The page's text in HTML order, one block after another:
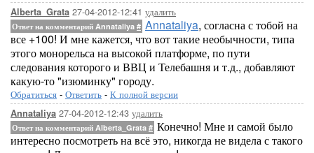
Alberta_Grata 27-04-2012-12:41 удалить
Ответ на комментарий Annataliya # Annataliya, согласна с тобой на
все +100! И мне кажется, что вот такие необычности, типа
этого монорельса на высокой платформе, по пути
следования которого и ВВЦ и Телебашня и т.д., добавляют
какую-то "изюминку" городу.
Обратиться - Ответить - К полной версии
Annataliya 27-04-2012-12:43 удалить
Ответ на комментарий Alberta_Grata # Конечно! Мне и самой было
интересно посмотреть на всё это, никогда не видела с такого